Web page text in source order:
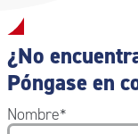
¿No
Póngase en
Nombre*